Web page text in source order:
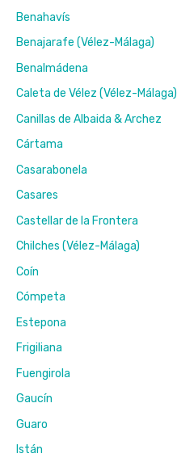
Benahavís
Benajarafe (Vélez-Málaga)
Benalmádena
Caleta de Vélez (Vélez-Málaga)
Canillas de Albaida & Archez
Cártama
Casarabonela
Casares
Castellar de la Frontera
Chilches (Vélez-Málaga)
Coín
Cómpeta
Estepona
Frigiliana
Fuengirola
Gaucín
Guaro
Istán